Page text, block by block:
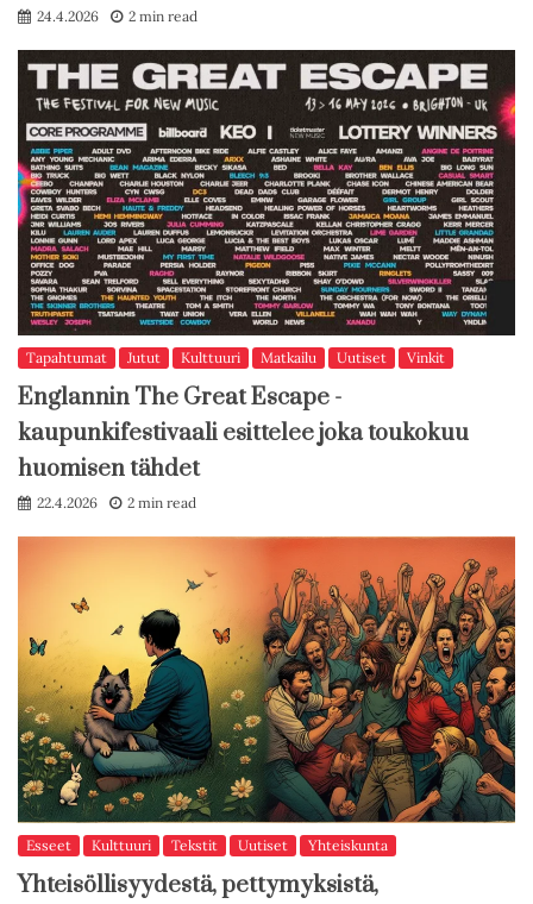
24.4.2026 2 min read
Tapahtumat Jutut Kulttuuri Matkailu Uutiset Vinkit
Englannin The Great Escape -
kaupunkifestivaali esittelee joka toukokuu
huomisen tähdet
22.4.2026 2 min read
Esseet Kulttuuri Tekstit Uutiset Yhteiskunta
Yhteisöllisyydestä, pettymyksistä,